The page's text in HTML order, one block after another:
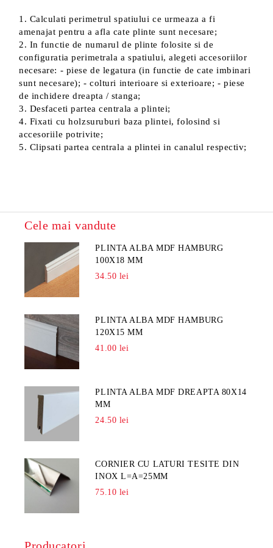
1. Calculati perimetrul spatiului ce urmeaza a fi
amenajat pentru a afla cate plinte sunt necesare;
2. In functie de numarul de plinte folosite si de
configuratia perimetrala a spatiului, alegeti accesoriilor
necesare: - piese de legatura (in functie de cate imbinari
sunt necesare); - colturi interioare si exterioare; - piese
de inchidere dreapta / stanga;
3. Desfaceti partea centrala a plintei;
4. Fixati cu holzsuruburi baza plintei, folosind si
accesoriile potrivite;
5. Clipsati partea centrala a plintei in canalul respectiv;
Cele mai vandute
PLINTA ALBA MDF HAMBURG
100X18 MM
34.50 lei
PLINTA ALBA MDF HAMBURG
120X15 MM
41.00 lei
PLINTA ALBA MDF DREAPTA 80X14
MM
24.50 lei
CORNIER CU LATURI TESITE DIN
INOX L=A=25MM
75.10 lei